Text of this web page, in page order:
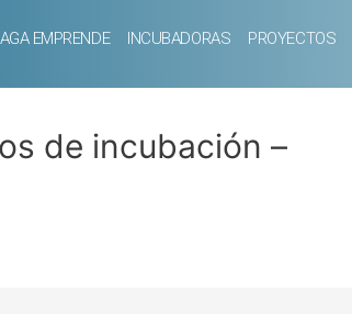
EMPRENDE INCUBADORAS PROYECTOS
de incubación –